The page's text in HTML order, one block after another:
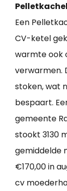
Een
CV-ketel
warmte ook
verwarmen.
stoken, wat
bespaart.
gemeente
stookt 3130
gemiddelde
€170,00 in
cv